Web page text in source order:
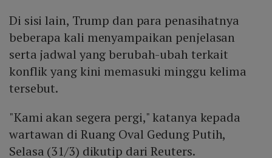
Di sisi lain, Trump dan para penasihatnya
beberapa kali menyampaikan penjelasan
serta jadwal yang berubah-ubah terkait
konflik yang kini memasuki minggu kelima
tersebut.
"Kami akan segera pergi," katanya kepada
wartawan di Ruang Oval Gedung Putih,
Selasa (31/3) dikutip dari Reuters.